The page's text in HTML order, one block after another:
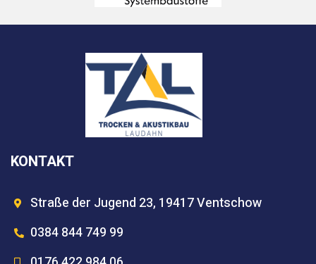
KONTAKT
Straße der Jugend 23, 19417 Ventschow
0384 844 749 99